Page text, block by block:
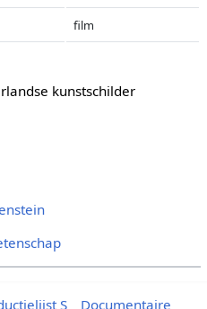
film
kunstschilder
S Documentaire